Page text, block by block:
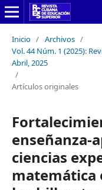
Inicio / Archivos /
Vol. 44 Núm. 1 (2025):
Abril, 2025
/
Artículos originales
enseñanza-
ciencias
matemática